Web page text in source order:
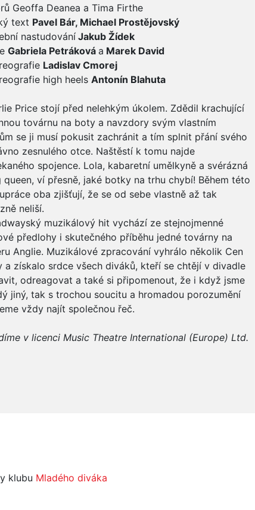
Geoffa Deanea a Tima Firthe
text Pavel Bár, Michael Prostějovský
nastudováníJakub Žídek
Gabriela Petráková a Marek David
Ladislav Cmorej
high heels Antonín Blahuta
Price stojí před nelehkým úkolem. Zdědil krachující
továrnu na boty a navzdory svým vlastním
se ji musí pokusit zachránit a tím splnit přání svého
zesnulého otce. Naštěstí k tomu najde
spojence. Lola, kabaretní umělkyně a svérázná
queen, ví přesně, jaké botky na trhu chybí! Během této
oba zjišťují, že se od sebe vlastně až tak
neliší.
muzikálový hit vychází ze stejnojmenné
předlohy i skutečného příběhu jedné továrny na
Anglie. Muzikálové zpracování vyhrálo několik Cen
a získalo srdce všech diváků, kteří se chtějí v divadle
odreagovat a také si připomenout, že i když jsme
jiný, tak s trochou soucitu a hromadou porozumění
vždy najít společnou řeč.
v licenci Music Theatre International (Europe) Ltd.
klubu Mladého diváka